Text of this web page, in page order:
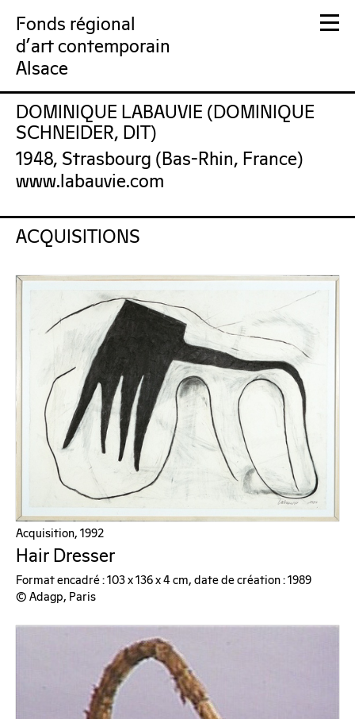
Fonds régional
d'art contemporain
Alsace
FRAC Alsace
DOMINIQUE LABAUVIE (DOMINIQUE
SCHNEIDER, DIT)
1948, Strasbourg (Bas-Rhin, France)
www.labauvie.com
ACQUISITIONS
Acquisition, 1992
Hair Dresser
Format encadré : 103 x 136 x 4 cm, date de création : 1989
© Adagp, Paris